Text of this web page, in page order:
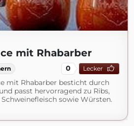
mit Rhabarber
0 Lecker
mit Rhabarber besticht durch
passt hervorragend zu Ribs,
sowie Würsten.